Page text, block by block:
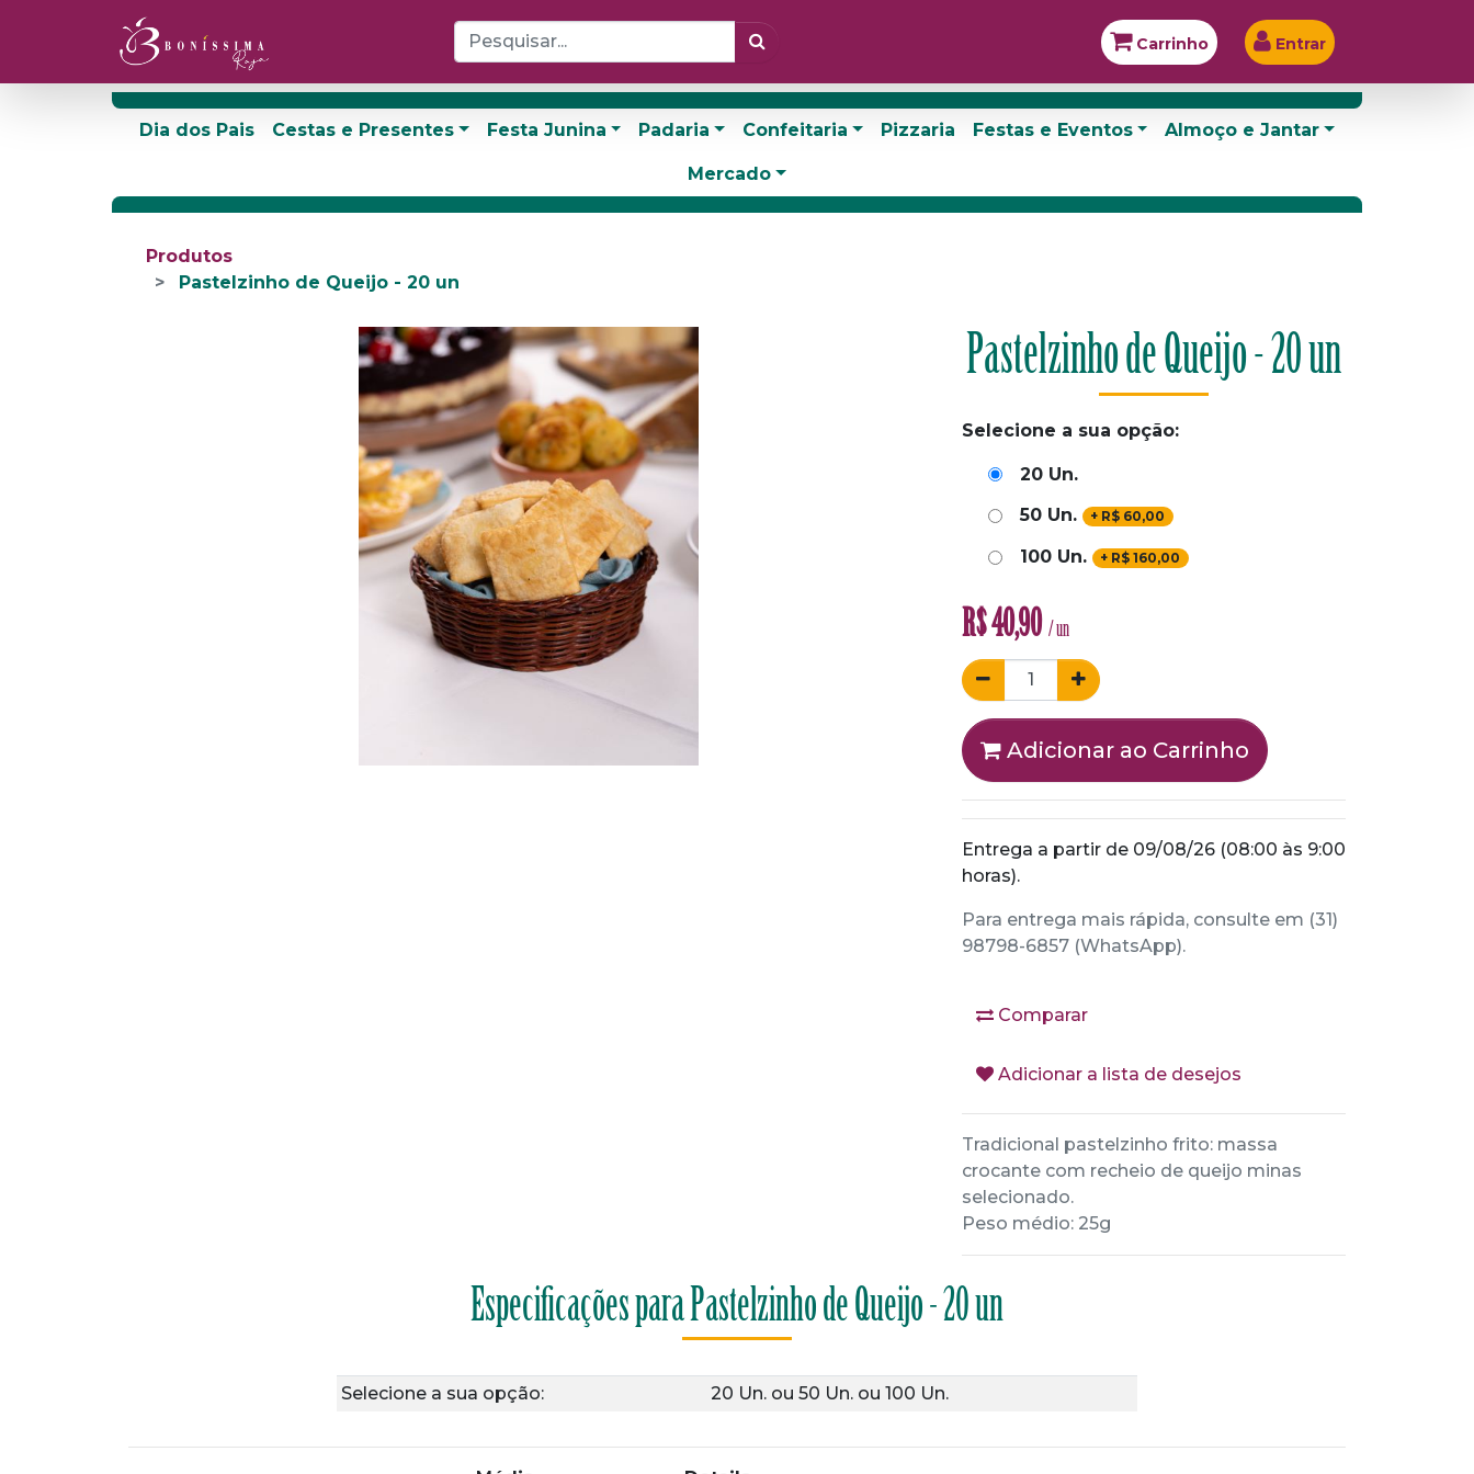
Carrinho Entrar
Dia dos Pais Cestas e Presentes Festa Junina Padaria Confeitaria Pizzaria Festas e Eventos Almoço e Jantar
Mercado
Produtos
Pastelzinho de Queijo - 20 un
Pastelzinho de Queijo - 20 un
Selecione a sua opção:
20 Un.
50 Un.
+ R$ 60,00
100 Un. + R$160,00
R$40,90 / un
Adicionar ao Carrinho
Entrega a partir de 09/08/26 (08:00 às 9:00
horas).
Para entrega mais rápida, consulte em (31)
98798-6857 (WhatsApp).
Comparar
Adicionar a lista de desejos
Tradicional pastelzinho frito: massa
crocante com recheio de queijo minas
selecionado.
Peso médio: 25g
Especificações para Pastelzinho de Queijo - 20 un
Selecione a sua opção: 20 Un. ou 50 Un. ou 100 Un.